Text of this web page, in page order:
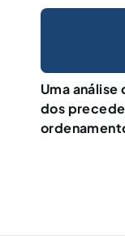
Uma
dos